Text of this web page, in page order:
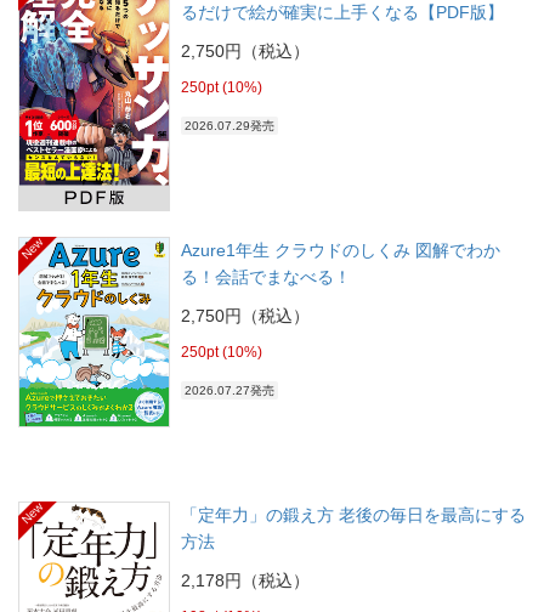
るだけで絵が確実に上手くなる【PDF版】
2,750円（税込）
250pt (10%)
2026.07.29発売
New
Azure1年生 クラウドのしくみ 図解でわか
る！会話でまなべる！
2,750円（税込）
250pt (10%)
2026.07.27発売
New
「定年力」の鍛え方 老後の毎日を最高にする
方法
2,178円（税込）